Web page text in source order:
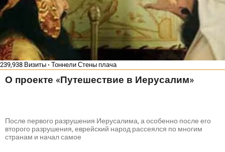
239,938 Визиты Тоннели Стены плача
О проекте «Путешествие в Иерусалим»
После первого разрушения Иерусалима, а особенно после его
второго разрушения, еврейский народ рассеялся по многим
странам и начал самое